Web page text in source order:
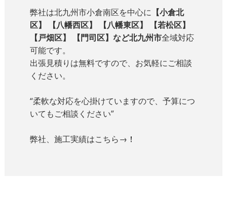
弊社は北九州市小倉南区を中心に 【小倉北
区】 【八幡西区】 【八幡東区】 【若松区】
【戸畑区】 【門司区】など北九州市全域対応
可能です。
出張見積りは無料ですので、お気軽にご相談
ください。
“柔軟な対応を心掛けていますので、予算につ
いてもご相談ください”
弊社、施工実績はこちら→ ！